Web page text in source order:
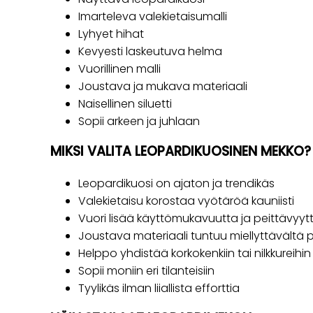
Imarteleva valekietaisumalli
Lyhyet hihat
Kevyesti laskeutuva helma
Vuorillinen malli
Joustava ja mukava materiaali
Naisellinen siluetti
Sopii arkeen ja juhlaan
MIKSI VALITA LEOPARDIKUOSINEN MEKKO?
Leopardikuosi on ajaton ja trendikäs
Valekietaisu korostaa vyötäröä kauniisti
Vuori lisää käyttömukavuutta ja
Joustava materiaali tuntuu miellyttävältä
Helppo yhdistää korkokenkiin tai nilkkureihin
Sopii moniin eri tilanteisiin
Tyylikäs ilman liiallista efforttia